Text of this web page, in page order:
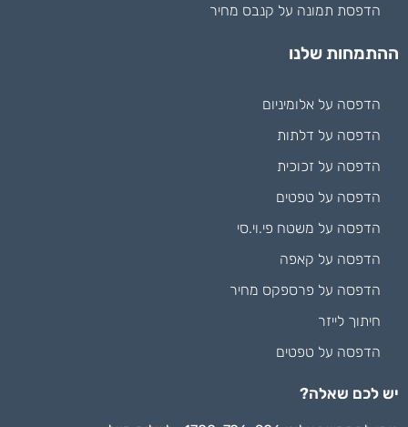
הדפסת תמונה על קנבס מחיר
ההתמחות שלנו
הדפסה על אלומיניום
הדפסה על דלתות
הדפסה על זכוכית
הדפסה על טפטים
הדפסה על משטח פי.וי.סי
הדפסה על קאפה
הדפסה על פרספקס מחיר
חיתוך לייזר
הדפסה על טפטים
יש לכם שאלה?